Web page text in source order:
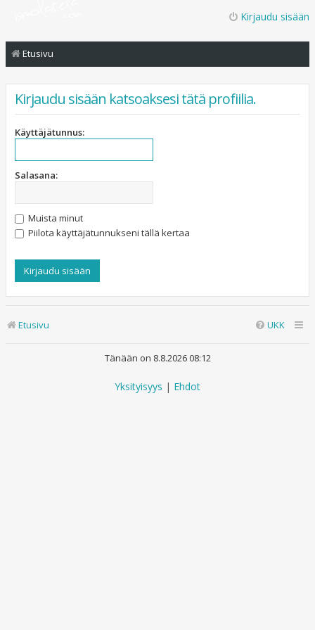
Kirjaudu sisään
Etusivu
Kirjaudu sisään katsoaksesi tätä profiilia.
Käyttäjätunnus:
Salasana:
Muista minut
Piilota käyttäjätunnukseni tällä kertaa
Etusivu UKK
Tänään on 8.8.2026 08:12
Yksityisyys | Ehdot